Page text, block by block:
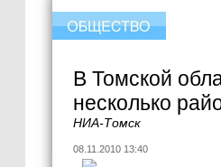
В Томской
несколько
НИА-Томск
08.11.2010 13:40